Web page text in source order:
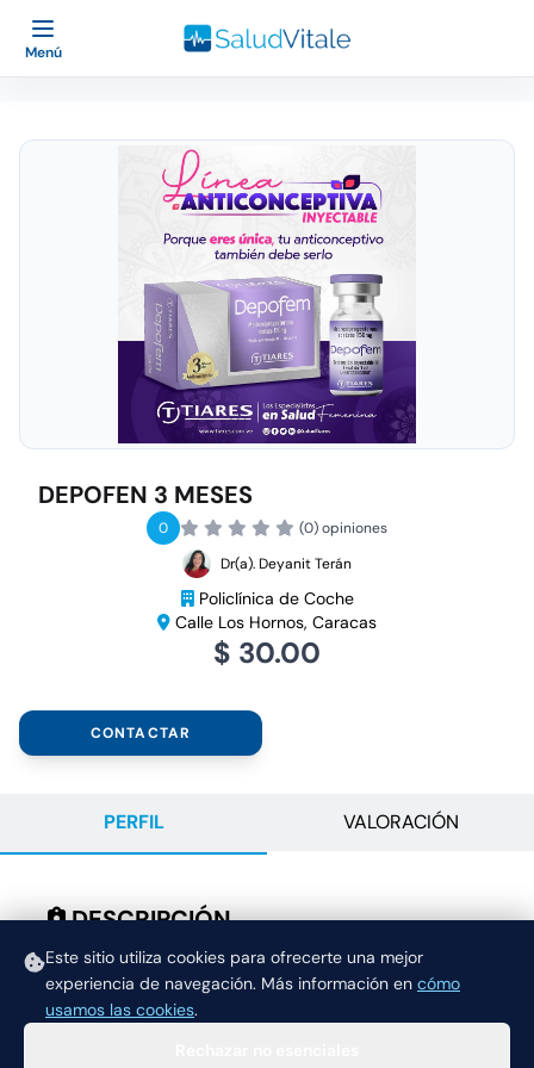
Este sitio utiliza cookies para ofrecerte una mejor
experiencia de navegación. Más información en cómo
usamos las cookies.
Menú
DEPOFEN 3 MESES
0
(0) opiniones
Dr(a). Deyanit Terán
Policlínica de Coche
Calle Los Hornos, Caracas
$ 30.00
CONTACTAR
PERFIL VALORACIÓN
DESCRIPCIÓN
INYECCION DEPOFEN DE 3 MESES